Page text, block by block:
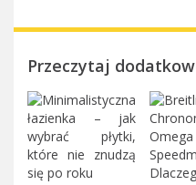
Przeczytaj